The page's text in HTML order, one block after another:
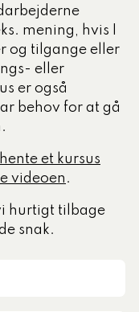
mening, hvis I
og tilgange eller
eller
er også
behov for at gå
et kursus
videoen .
hurtigt tilbage
snak.